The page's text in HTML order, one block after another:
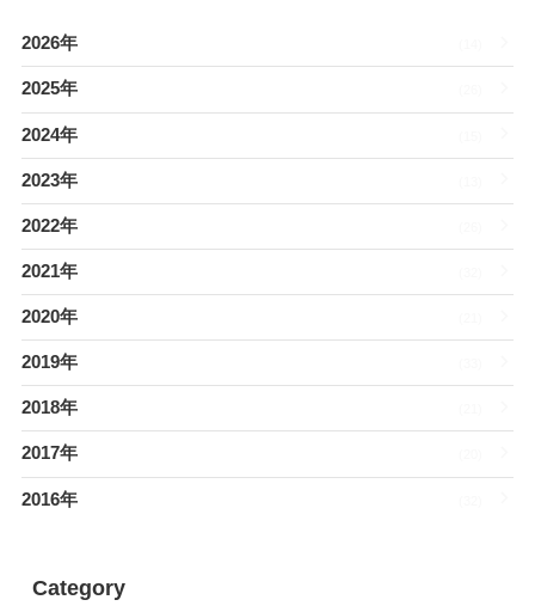
2026年
2025年
2024年
2023年
2022年
2021年
2020年
2019年
2018年
2017年
2016年
Category